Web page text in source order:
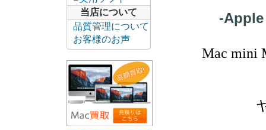
当店について
品質管理について
お客様のお声
-
Mac mini